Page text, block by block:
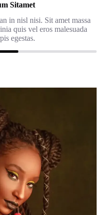
Sitamet
in nisl nisi. Sit amet massa
quis vel eros malesuada
egestas.